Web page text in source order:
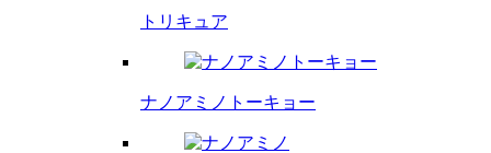
トリキュア
ナノアミノトーキョー